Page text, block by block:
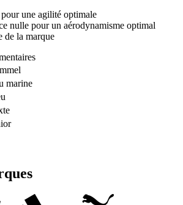
une agilité optimale
nulle pour un aérodynamisme optimal
de la marque
marine